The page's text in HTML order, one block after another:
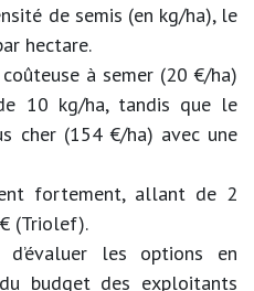
de semis (en kg/ha), le
hectare.
à semer (20 €/ha)
10 kg/ha, tandis que le
cher (154 €/ha) avec une
fortement, allant de 2
(Triolef).
d’évaluer les options en
budget des exploitants